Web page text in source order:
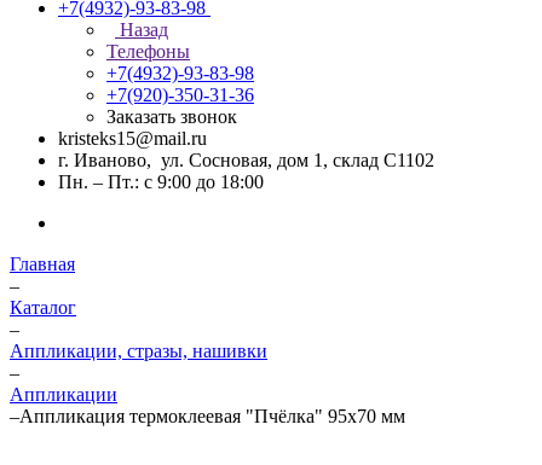
+7(4932)-93-83-98
Назад
Телефоны
+7(4932)-93-83-98
+7(920)-350-31-36
Заказать звонок
kristeks15@mail.ru
г. Иваново, ул. Сосновая, дом 1, склад С1102
Пн. – Пт.: с 9:00 до 18:00
Главная
–
Каталог
–
Аппликации, стразы, нашивки
–
Аппликации
–Аппликация термоклеевая "Пчёлка" 95х70 мм